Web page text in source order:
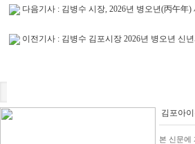
다음기사 : 김병수 시장, 2026년 병오년(丙午年)
이전기사 : 김병수 김포시장 2026년 병오년 신
김포아
본 신문에